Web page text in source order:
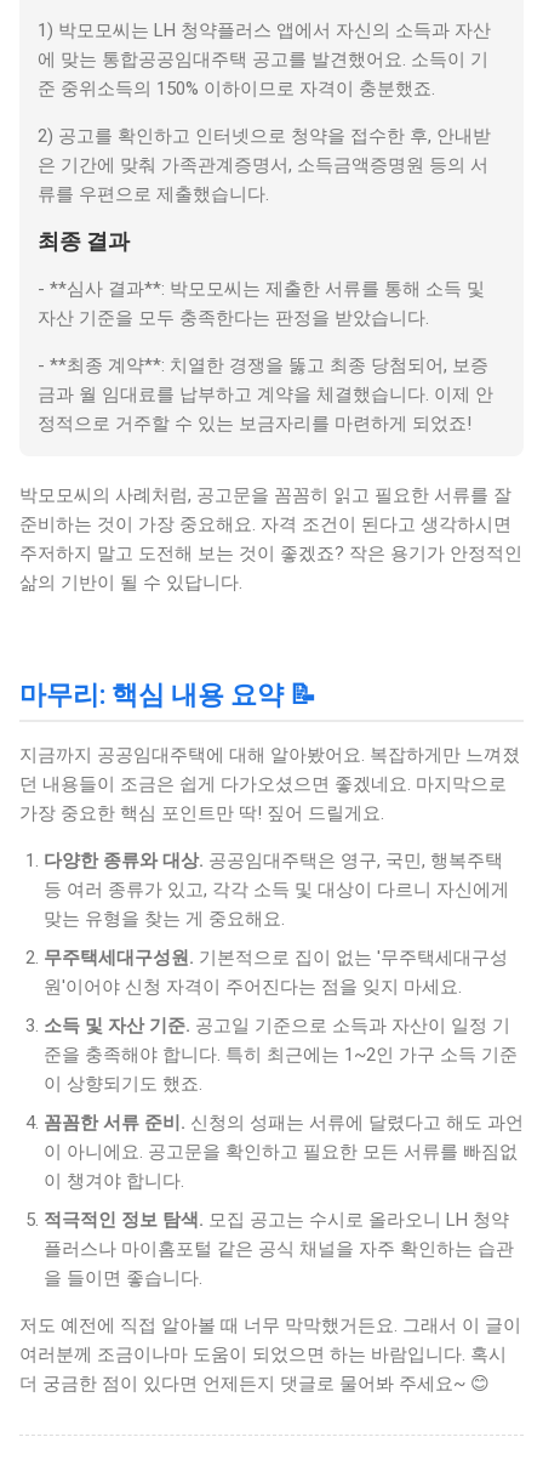
1) 박모모씨는 LH 청약플러스 앱에서 자신의 소득과 자산
에 맞는 통합공공임대주택 공고를 발견했어요. 소득이 기
준 중위소득의 150% 이하이므로 자격이 충분했죠.
2) 공고를 확인하고 인터넷으로 청약을 접수한 후, 안내받
은 기간에 맞춰 가족관계증명서, 소득금액증명원 등의 서
류를 우편으로 제출했습니다.
최종 결과
- **심사 결과**: 박모모씨는 제출한 서류를 통해 소득 및
자산 기준을 모두 충족한다는 판정을 받았습니다.
- **최종 계약**: 치열한 경쟁을 뚫고 최종 당첨되어, 보증
금과 월 임대료를 납부하고 계약을 체결했습니다. 이제 안
정적으로 거주할 수 있는 보금자리를 마련하게 되었죠!
박모모씨의 사례처럼, 공고문을 꼼꼼히 읽고 필요한 서류를 잘
준비하는 것이 가장 중요해요. 자격 조건이 된다고 생각하시면
주저하지 말고 도전해 보는 것이 좋겠죠? 작은 용기가 안정적인
삶의 기반이 될 수 있답니다.
마무리: 핵심 내용 요약 📝
지금까지 공공임대주택에 대해 알아봤어요. 복잡하게만 느껴졌
던 내용들이 조금은 쉽게 다가오셨으면 좋겠네요. 마지막으로
가장 중요한 핵심 포인트만 딱! 짚어 드릴게요.
다양한 종류와 대상. 공공임대주택은 영구, 국민, 행복주택
등 여러 종류가 있고, 각각 소득 및 대상이 다르니 자신에게
맞는 유형을 찾는 게 중요해요.
무주택세대구성원. 기본적으로 집이 없는 '무주택세대구성
원'이어야 신청 자격이 주어진다는 점을 잊지 마세요.
소득 및 자산 기준. 공고일 기준으로 소득과 자산이 일정 기
준을 충족해야 합니다. 특히 최근에는 1~2인 가구 소득 기준
이 상향되기도 했죠.
꼼꼼한 서류 준비. 신청의 성패는 서류에 달렸다고 해도 과언
이 아니에요. 공고문을 확인하고 필요한 모든 서류를 빠짐없
이 챙겨야 합니다.
적극적인 정보 탐색. 모집 공고는 수시로 올라오니 LH 청약
플러스나 마이홈포털 같은 공식 채널을 자주 확인하는 습관
을 들이면 좋습니다.
저도 예전에 직접 알아볼 때 너무 막막했거든요. 그래서 이 글이
여러분께 조금이나마 도움이 되었으면 하는 바람입니다. 혹시
더 궁금한 점이 있다면 언제든지 댓글로 물어봐 주세요~ 😊